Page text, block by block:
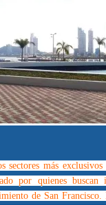
sectores más
por quienes buscan
de San Francisco.